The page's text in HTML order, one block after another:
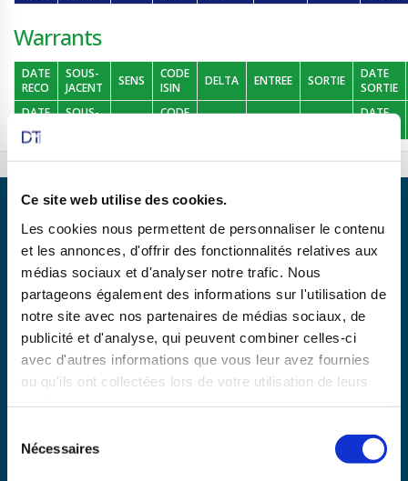
Ce site web utilise des cookies.
Les cookies nous permettent de personnaliser le contenu
et les annonces, d'offrir des fonctionnalités relatives aux
médias sociaux et d'analyser notre trafic. Nous
partageons également des informations sur l'utilisation de
notre site avec nos partenaires de médias sociaux, de
publicité et d'analyse, qui peuvent combiner celles-ci
avec d'autres informations que vous leur avez fournies
ou qu'ils ont collectées lors de votre utilisation de leurs
Nécessaires
Warrants
DATE
RECO
SOUS-
JACENT
SENS
CODE
ISIN
DELTA ENTREE SORTIE
DATE
SORTIE
DATE
RECO
SOUS-
CODE
DATE
Partenaire de
En savoir plus